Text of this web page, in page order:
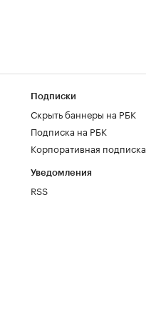
Подписки
Скрыть баннеры на РБК
Подписка на РБК
Корпоративная подписка
Уведомления
RSS